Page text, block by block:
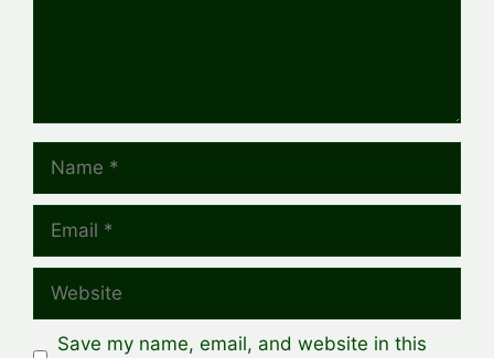
Save my name, email, and website in this